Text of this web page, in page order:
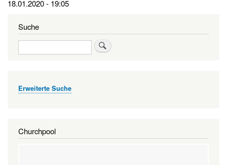
18.01.2020 - 19:05
Suche
Suche
Erweiterte Suche
Churchpool